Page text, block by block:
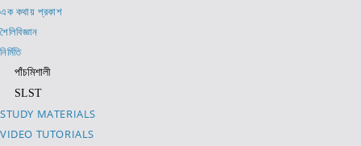
এক কথায় প্রকাশ
শৈলিবিজ্ঞান
নির্মিতি
পাঁচমিশালী
SLST
STUDY MATERIALS
VIDEO TUTORIALS